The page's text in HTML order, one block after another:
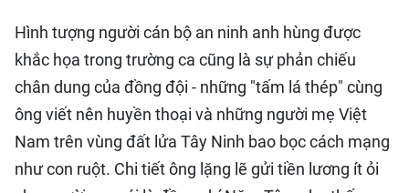
Hình tượng người cán bộ an ninh anh hùng được
khắc họa trong trường ca cũng là sự phản chiếu
chân dung của đồng đội - những "tấm lá thép" cùng
ông viết nên huyền thoại và những người mẹ Việt
Nam trên vùng đất lửa Tây Ninh bao bọc cách mạng
như con ruột. Chi tiết ông lặng lẽ gửi tiền lương ít ỏi